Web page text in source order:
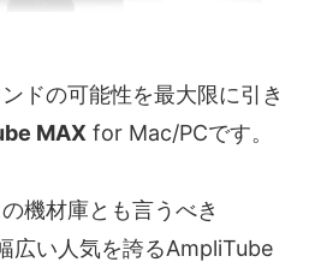
ドの可能性を最大限に引き
MAX for Mac/PCです。
機材庫とも言うべき
広い人気を誇るAmpliTube